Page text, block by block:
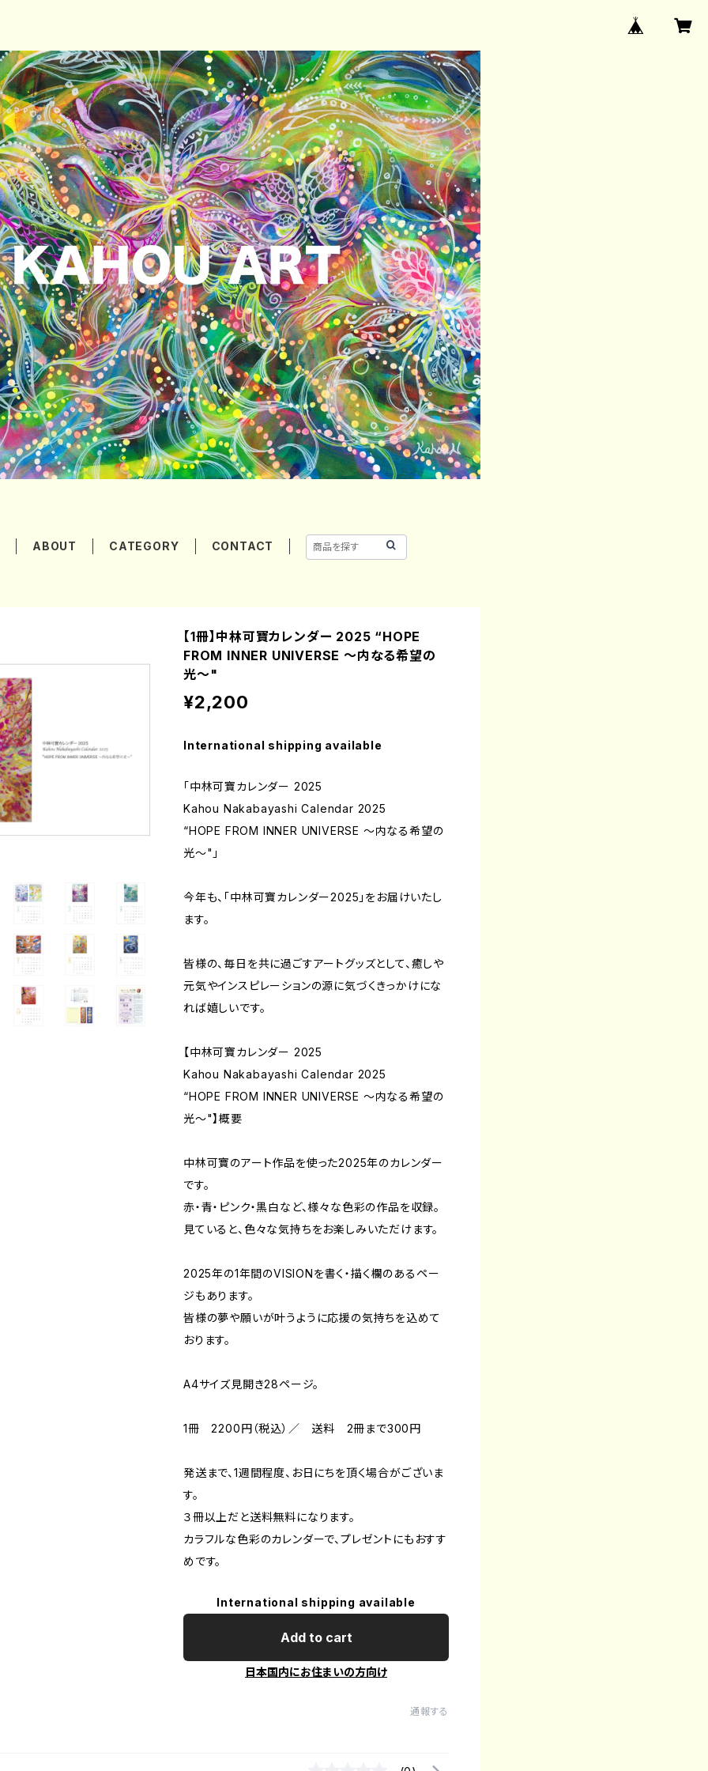
ABOUT CATEGORY CONTACT
【1冊】中林可寶カレンダー 2025 “HOPE
FROM INNER UNIVERSE 〜内なる希望の
光〜"
¥2,200
International shipping available
「中林可寶カレンダー 2025
Kahou Nakabayashi Calendar 2025
“HOPE FROM INNER UNIVERSE 〜内なる希望の
光〜"」
今年も、「中林可寶カレンダー2025」をお届けいたし
ます。
皆様の、毎日を共に過ごすアートグッズとして、癒しや
元気やインスピレーションの源に気づくきっかけにな
れば嬉しいです。
【中林可寶カレンダー 2025
Kahou Nakabayashi Calendar 2025
“HOPE FROM INNER UNIVERSE 〜内なる希望の
光〜"】概要
中林可寶のアート作品を使った2025年のカレンダー
です。
赤・青・ピンク・黒白など、様々な色彩の作品を収録。
見ていると、色々な気持ちをお楽しみいただけます。
2025年の1年間のVISIONを書く・描く欄のあるペー
ジもあります。
皆様の夢や願いが叶うように応援の気持ちを込めて
おります。
A4サイズ見開き28ページ。
1冊 2200円（税込）／ 送料 2冊まで300円
発送まで、1週間程度、お日にちを頂く場合がございま
す。
３冊以上だと送料無料になります。
カラフルな色彩のカレンダーで、プレゼントにもおすす
めです。
International shipping available
Add to cart
日本国内にお住まいの方向け
通報する